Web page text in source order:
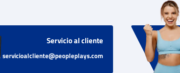
Servicio al cliente
servicioalcliente@peopleplays.com